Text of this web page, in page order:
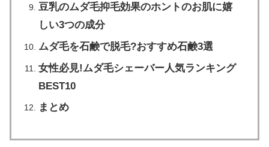
豆乳のムダ毛抑毛効果のホントのお肌に嬉
しい3つの成分
ムダ毛を石鹸で脱毛?おすすめ石鹸3選
女性必見!ムダ毛シェーバー人気ランキング
BEST10
まとめ